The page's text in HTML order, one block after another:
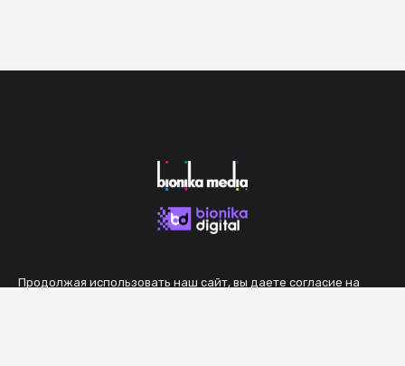
Продолжая использовать наш сайт, вы даете согласие на